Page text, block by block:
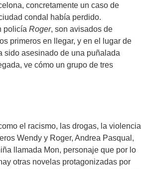
concretamente un caso de
condal había perdido.
policía Roger, son avisados de
primeros en llegar, y en el lugar de
sido asesinado de una puñalada
ve cómo un grupo de tres
el racismo, las drogas, la violencia
Wendy y Roger, Andrea Pasqual,
llamada Mon, personaje que por lo
otras novelas protagonizadas por